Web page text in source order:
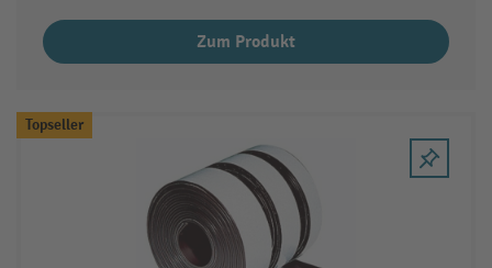
Zum Produkt
Topseller